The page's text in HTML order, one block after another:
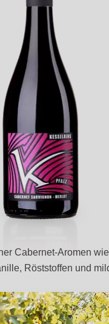
Cabernet-Aromen
Röststoffen und